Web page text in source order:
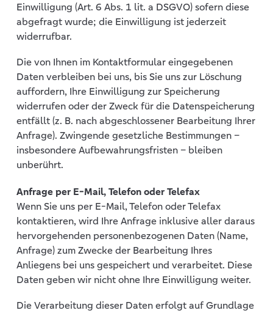
Einwilligung (Art. 6 Abs. 1 lit. a DSGVO) sofern diese
abgefragt wurde; die Einwilligung ist jederzeit
widerrufbar.
Die von Ihnen im Kontaktformular eingegebenen
Daten verbleiben bei uns, bis Sie uns zur Löschung
auffordern, Ihre Einwilligung zur Speicherung
widerrufen oder der Zweck für die Datenspeicherung
entfällt (z. B. nach abgeschlossener Bearbeitung Ihrer
Anfrage). Zwingende gesetzliche Bestimmungen –
insbesondere Aufbewahrungsfristen – bleiben
unberührt.
Anfrage per E-Mail, Telefon oder Telefax
Wenn Sie uns per E-Mail, Telefon oder Telefax
kontaktieren, wird Ihre Anfrage inklusive aller daraus
hervorgehenden personenbezogenen Daten (Name,
Anfrage) zum Zwecke der Bearbeitung Ihres
Anliegens bei uns gespeichert und verarbeitet. Diese
Daten geben wir nicht ohne Ihre Einwilligung weiter.
Die Verarbeitung dieser Daten erfolgt auf Grundlage